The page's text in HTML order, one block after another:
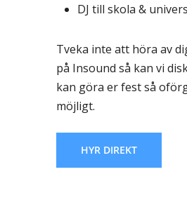
DJ till skola &
Tveka inte att höra av
på Insound så kan vi
kan göra er fest så
möjligt.
HYR DIREKT